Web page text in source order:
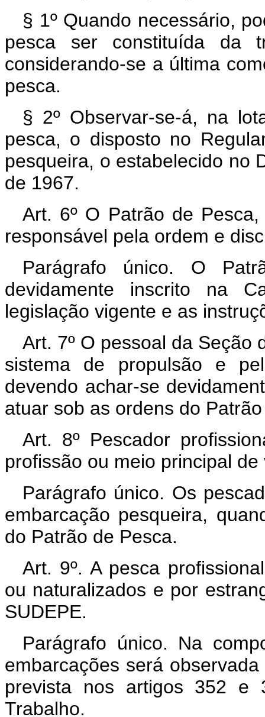
§ 1º Quando necessário,
pesca ser constituída da
considerando-se a última
pesca.
§ 2º Observar-se-á, na
pesca, o disposto no
pesqueira, o estabelecido no
de 1967.
Art. 6º O Patrão de
responsável pela ordem e
Parágrafo único. O
devidamente inscrito na
legislação vigente e as
Art. 7º O pessoal da Seção
sistema de propulsão e
devendo achar-se
atuar sob as ordens do
Art. 8º Pescador
profissão ou meio principal de
Parágrafo único. Os
embarcação pesqueira,
do Patrão de Pesca.
Art. 9º. A pesca
ou naturalizados e por
SUDEPE.
Parágrafo único. Na
embarcações será
prevista nos artigos 352 e
Trabalho.